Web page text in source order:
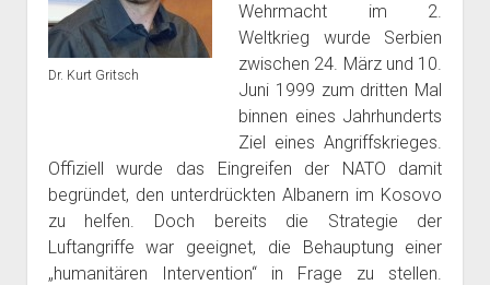
Dr. Kurt Gritsch
Wehrmacht im 2.
Weltkrieg wurde Serbien
zwischen 24. März und 10.
Juni 1999 zum dritten Mal
binnen eines Jahrhunderts
Ziel eines Angriffskrieges.
Offiziell wurde das Eingreifen der NATO damit
begründet, den unterdrückten Albanern im Kosovo
zu helfen. Doch bereits die Strategie der
Luftangriffe war geeignet, die Behauptung einer
„humanitären Intervention“ in Frage zu stellen.